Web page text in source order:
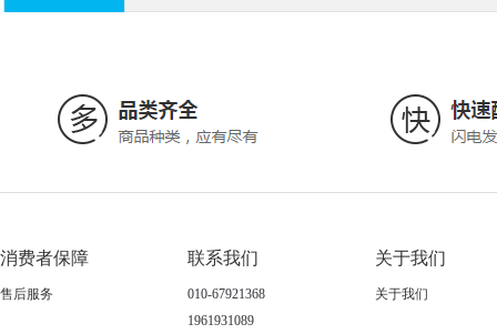
消费者保障
售后服务
联系我们
010-67921368
1961931089
关于我们
关于我们